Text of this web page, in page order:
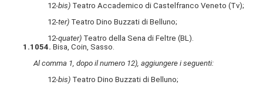
12-bis) Teatro Accademico di Castelfranco Veneto (Tv);
12-ter) Teatro Dino Buzzati di Belluno;
12-quater) Teatro della Sena di Feltre (BL).
1.1054. Bisa, Coin, Sasso.
Al comma 1, dopo il numero 12), aggiungere i seguenti:
12-bis) Teatro Dino Buzzati di Belluno;